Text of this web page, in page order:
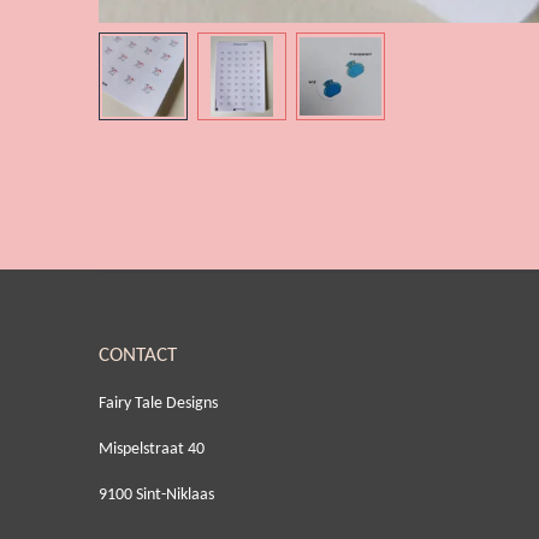
CONTACT
Fairy Tale Designs
Mispelstraat 40
9100 Sint-Niklaas